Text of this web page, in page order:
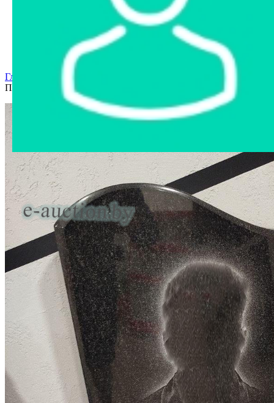
Арестованное имущество
Реестр несостоявшихся торгов
Реестр переоценок
Государственное имущество
Главная страница
Памятник